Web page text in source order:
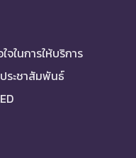
ในการให้บริการ
ะชาสัมพันธ์